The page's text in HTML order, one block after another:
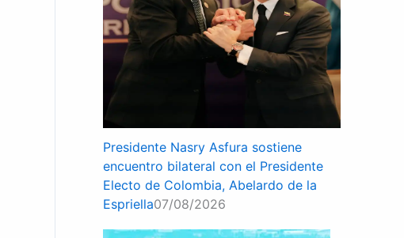
Presidente Nasry Asfura sostiene
encuentro bilateral con el Presidente
Electo de Colombia, Abelardo de la
Espriella07/08/2026